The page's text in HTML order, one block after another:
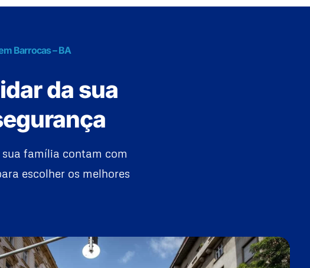
Barrocas – BA
da sua
sua família contam com
escolher os melhores